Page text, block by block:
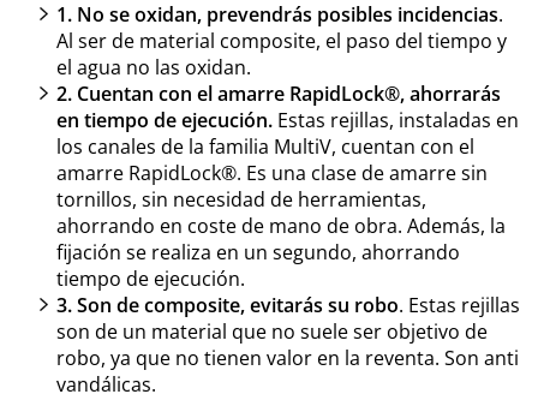
1. No se oxidan, prevendrás posibles incidencias.
Al ser de material composite, el paso del tiempo y
el agua no las oxidan.
2. Cuentan con el amarre RapidLock®, ahorrarás
en tiempo de ejecución. Estas rejillas, instaladas en
los canales de la familia MultiV, cuentan con el
amarre RapidLock®. Es una clase de amarre sin
tornillos, sin necesidad de herramientas,
ahorrando en coste de mano de obra. Además, la
fijación se realiza en un segundo, ahorrando
tiempo de ejecución.
3. Son de composite, evitarás su robo. Estas rejillas
son de un material que no suele ser objetivo de
robo, ya que no tienen valor en la reventa. Son anti
vandálicas.